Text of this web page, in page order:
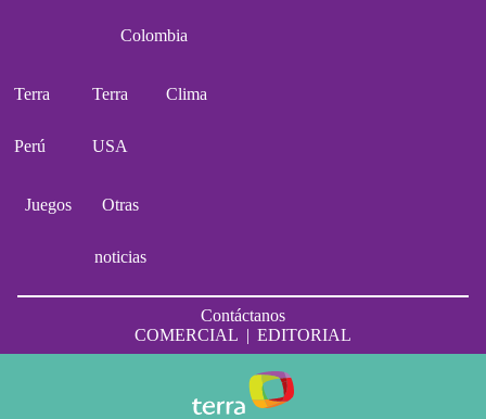
Colombia
Terra
Perú
Terra
USA
Clima
Juegos Otras
noticias
Contáctanos
COMERCIAL | EDITORIAL